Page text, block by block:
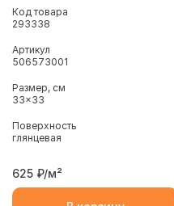
Код товара
293338
Артикул
506573001
Размер, см
33x33
Поверхность
глянцевая
625 ₽/м²